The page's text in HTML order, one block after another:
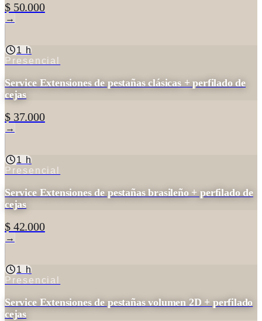
$ 50.000
→
1 h
Presencial
Service Extensiones de pestañas clásicas + perfilado de
cejas
$ 37.000
→
1 h
Presencial
Service Extensiones de pestañas brasileño + perfilado de
cejas
$ 42.000
→
1 h
Presencial
Service Extensiones de pestañas volumen 2D + perfilado
cejas